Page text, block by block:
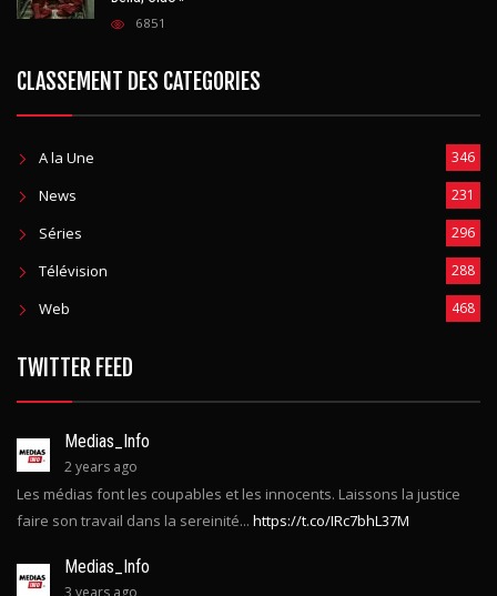
6851
CLASSEMENT DES CATEGORIES
A la Une 346
News 231
Séries 296
Télévision 288
Web 468
TWITTER FEED
Medias_Info
2 years ago
Les médias font les coupables et les innocents. Laissons la justice
faire son travail dans la sereinité... https://t.co/IRc7bhL37M
Medias_Info
3 years ago